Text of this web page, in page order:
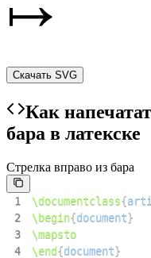
Скачать SVG
Как
бара в латекске
Стрелка вправо из бара
1 \documentclass{
2
\begin{document}
3
\mapsto
4
\end{document}